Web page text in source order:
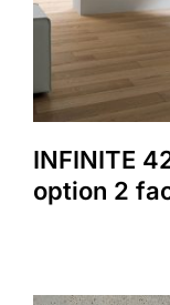
INFINITE
option 2